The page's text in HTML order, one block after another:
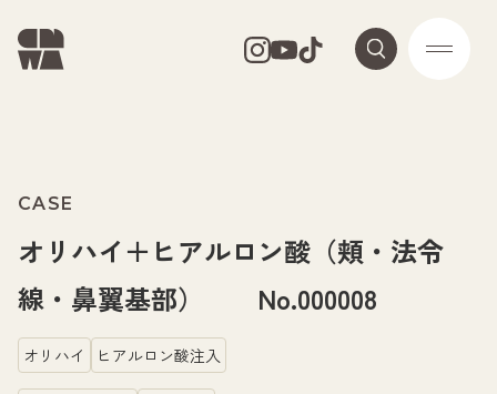
CASE
オリハイ＋ヒアルロン酸（頬・法令
線・鼻翼基部） No.000008
オリハイ ヒアルロン酸注入